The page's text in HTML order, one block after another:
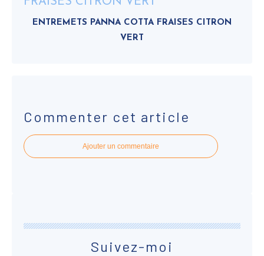
ENTREMETS PANNA COTTA FRAISES CITRON
VERT
Commenter cet article
Ajouter un commentaire
Suivez-moi